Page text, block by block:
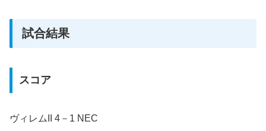
試合結果
スコア
ヴィレムII 4－1 NEC